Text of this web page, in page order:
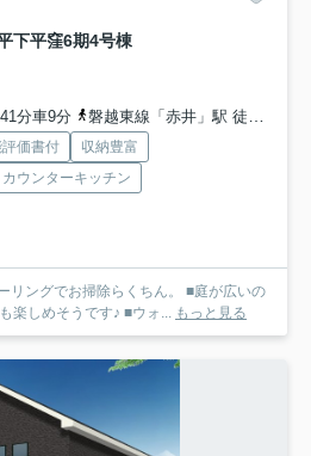
下平窪6期4号棟
分車9分
磐越東線「赤井」駅 徒歩26分
価書付
収納豊富
カウンターキッチン
リングでお掃除らくちん。 ■庭が広いの
楽しめそうです♪ ■ウォ... もっと見る